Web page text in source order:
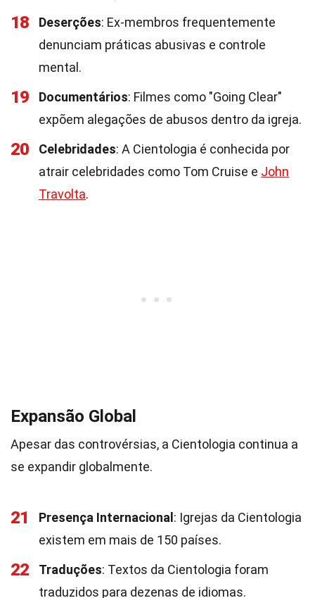
18 Deserções: Ex-membros frequentemente
denunciam práticas abusivas e controle
mental.
19 Documentários: Filmes como "Going Clear"
expõem alegações de abusos dentro da igreja.
20 Celebridades: A Cientologia é conhecida por
atrair celebridades como Tom Cruise e John
Travolta.
Expansão Global
Apesar das controvérsias, a Cientologia continua a
se expandir globalmente.
21 Presença Internacional : Igrejas da Cientologia
existem em mais de 150 países.
22 Traduções: Textos da Cientologia foram
traduzidos para dezenas de idiomas.